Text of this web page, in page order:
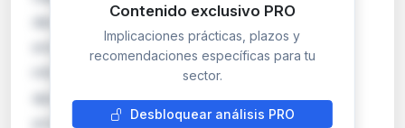
derecho de aduana temporal de 3 EUR sobre
envíos de comercio electrónico con valor
intrínseco inferior a 150 EUR. La corrección
ajusta definiciones, elementos de datos y
procedimientos de declaración en aduana
Contenido exclusivo PRO
Implicaciones prácticas, plazos y
recomendaciones específicas para tu
sector.
Desbloquear análisis PRO